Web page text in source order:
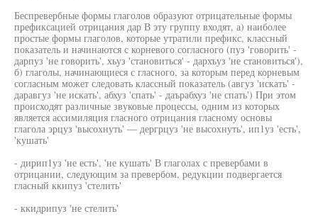
Беспревербные формы глаголов образуют отрицательные формы
префиксацией отрицания дар В эту группу входят, а) наиболее
простые формы глаголов, которые утратили префикс, классный
показатель и начинаются с корневого согласного (пуз 'говорить' -
дарпуз 'не говорить', хьуз 'становиться' - дархъуз 'не становиться'),
б) глаголы, начинающиеся с гласного, за которым перед корневым
согласным может следовать классный показатель (авгуз 'искать' -
даравгуз 'не искать', абхуз 'спать' - даърабхуз 'не спать') При этом
происходят различные звуковые процессы, одним из которых
является ассимиляция гласного отрицания гласному основы
глагола эрцуз 'высохнуть' — дергрцуз 'не высохнуть', ип1уз 'есть',
'кушать'
- дирип1уз 'не есть', 'не кушать' В глаголах с превербами в
отрицании, следующим за превербом, редукции подвергается
гласный ккипуз 'стелить'
- ккидрипуз 'не стелить'